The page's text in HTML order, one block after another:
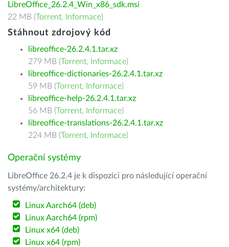
LibreOffice_26.2.4_Win_x86_sdk.msi
22 MB (Torrent, Informace)
Stáhnout zdrojový kód
libreoffice-26.2.4.1.tar.xz
279 MB (Torrent, Informace)
libreoffice-dictionaries-26.2.4.1.tar.xz
59 MB (Torrent, Informace)
libreoffice-help-26.2.4.1.tar.xz
56 MB (Torrent, Informace)
libreoffice-translations-26.2.4.1.tar.xz
224 MB (Torrent, Informace)
Operační systémy
LibreOffice 26.2.4 je k dispozici pro následující operační
systémy/architektury:
Linux Aarch64 (deb)
Linux Aarch64 (rpm)
Linux x64 (deb)
Linux x64 (rpm)